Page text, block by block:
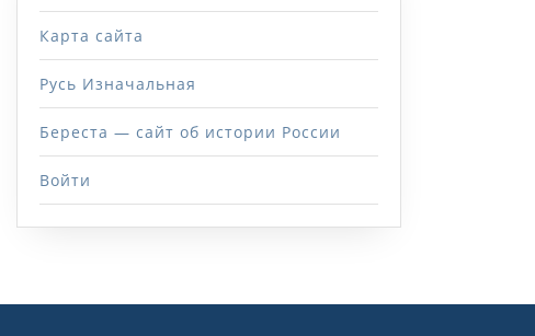
Карта сайта
Русь Изначальная
Береста — сайт об истории России
Войти